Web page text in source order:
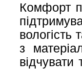
Комфорт
вологість
з